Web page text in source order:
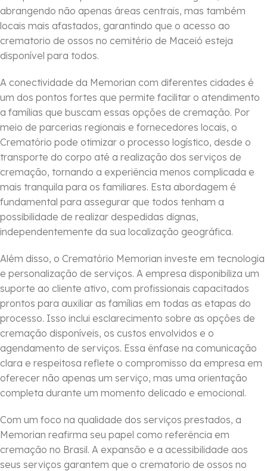
abrangendo não apenas áreas centrais, mas também
locais mais afastados, garantindo que o acesso ao
crematorio de ossos no cemitério de Maceió esteja
disponível para todos.
A conectividade da Memorian com diferentes cidades é
um dos pontos fortes que permite facilitar o atendimento
a famílias que buscam essas opções de cremação. Por
meio de parcerias regionais e fornecedores locais, o
Crematório pode otimizar o processo logístico, desde o
transporte do corpo até a realização dos serviços de
cremação, tornando a experiência menos complicada e
mais tranquila para os familiares. Esta abordagem é
fundamental para assegurar que todos tenham a
possibilidade de realizar despedidas dignas,
independentemente da sua localização geográfica.
Além disso, o Crematório Memorian investe em tecnologia
e personalização de serviços. A empresa disponibiliza um
suporte ao cliente ativo, com profissionais capacitados
prontos para auxiliar as famílias em todas as etapas do
processo. Isso inclui esclarecimento sobre as opções de
cremação disponíveis, os custos envolvidos e o
agendamento de serviços. Essa ênfase na comunicação
clara e respeitosa reflete o compromisso da empresa em
oferecer não apenas um serviço, mas uma orientação
completa durante um momento delicado e emocional.
Com um foco na qualidade dos serviços prestados, a
Memorian reafirma seu papel como referência em
cremação no Brasil. A expansão e a acessibilidade aos
seus serviços garantem que o crematorio de ossos no